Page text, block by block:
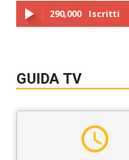
290,000 Iscritti
GUIDA TV